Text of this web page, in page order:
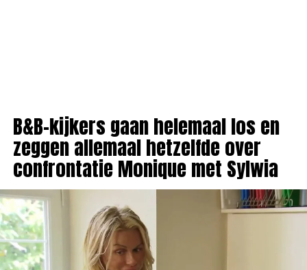
B&B-kijkers gaan helemaal los en
zeggen allemaal hetzelfde over
confrontatie Monique met Sylwia